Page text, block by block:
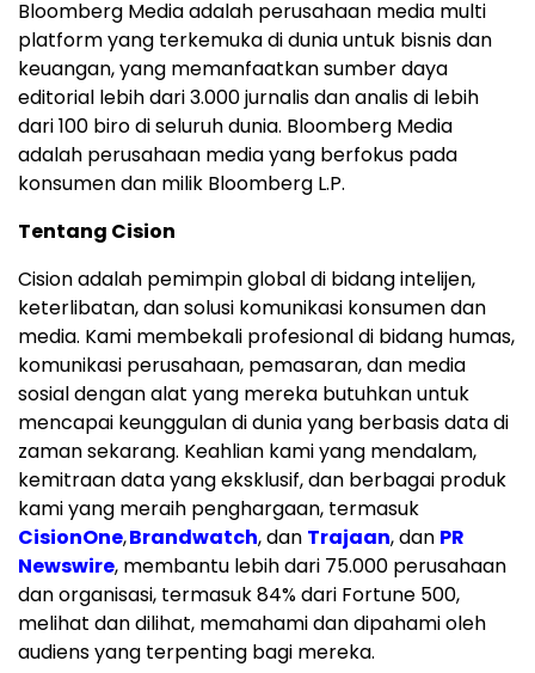
Bloomberg Media adalah perusahaan media multi
platform yang terkemuka di dunia untuk bisnis dan
keuangan, yang memanfaatkan sumber daya
editorial lebih dari 3.000 jurnalis dan analis di lebih
dari 100 biro di seluruh dunia. Bloomberg Media
adalah perusahaan media yang berfokus pada
konsumen dan milik Bloomberg L.P.
Tentang Cision
Cision adalah pemimpin global di bidang intelijen,
keterlibatan, dan solusi komunikasi konsumen dan
media. Kami membekali profesional di bidang humas,
komunikasi perusahaan, pemasaran, dan media
sosial dengan alat yang mereka butuhkan untuk
mencapai keunggulan di dunia yang berbasis data di
zaman sekarang. Keahlian kami yang mendalam,
kemitraan data yang eksklusif, dan berbagai produk
kami yang meraih penghargaan, termasuk
CisionOne,Brandwatch, dan Trajaan, dan PR
Newswire, membantu lebih dari 75.000 perusahaan
dan organisasi, termasuk 84% dari Fortune 500,
melihat dan dilihat, memahami dan dipahami oleh
audiens yang terpenting bagi mereka.